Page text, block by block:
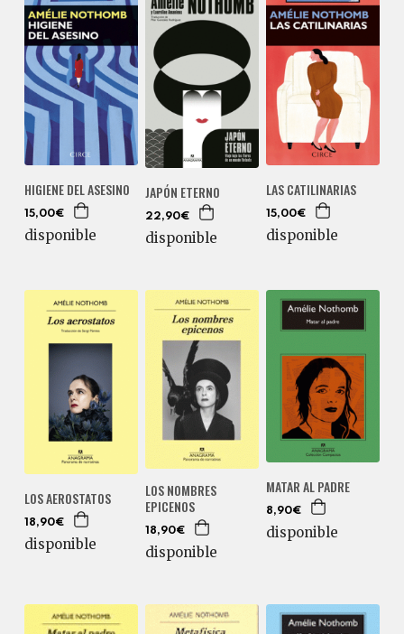
HIGIENE DEL ASESINO
15,00€
disponible
JAPÓN ETERNO
22,90€
disponible
LAS CATILINARIAS
15,00€
disponible
LOS AEROSTATOS
18,90€
disponible
LOS NOMBRES
EPICENOS
18,90€
disponible
MATAR AL PADRE
8,90€
disponible